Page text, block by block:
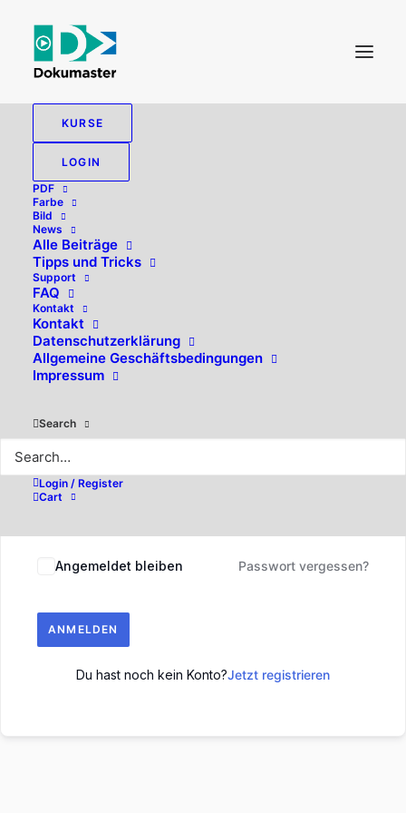
KURSE
LOGIN
PDF
Farbe
Bild
News
Alle Beiträge
Tipps und Tricks
Support
FAQ
Kontakt
Kontakt
Datenschutzerklärung
Allgemeine Geschäftsbedingungen
Impressum
Search
Login / Register
Cart
Hallo, willkommen zurück!
Angemeldet bleiben Passwort vergessen?
ANMELDEN
Du hast noch kein Konto?Jetzt registrieren